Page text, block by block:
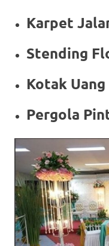
Karpet
Stending
Kotak Uang
Pergola